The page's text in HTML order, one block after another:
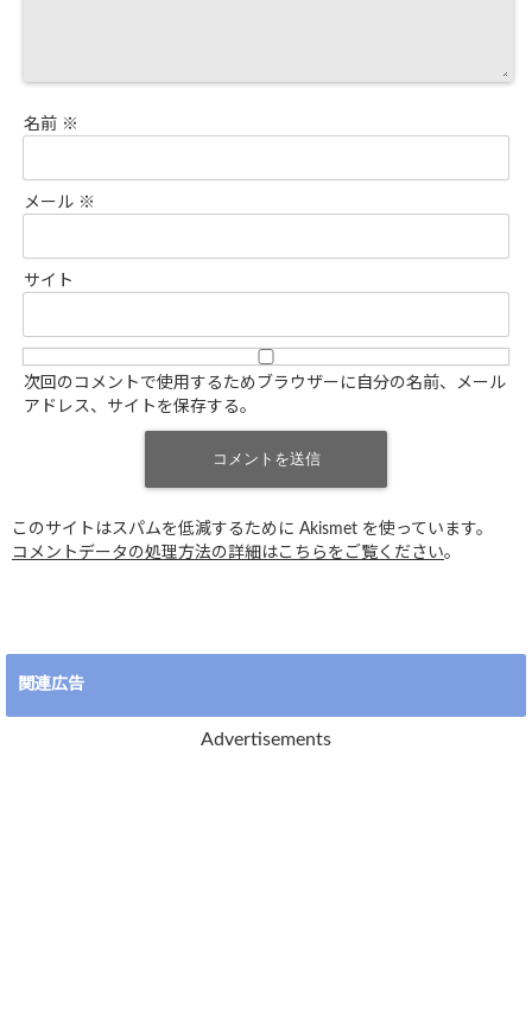
名前 ※
メール ※
サイト
次回のコメントで使用するためブラウザーに自分の名前、メール
アドレス、サイトを保存する。
このサイトはスパムを低減するために Akismet を使っています。
コメントデータの処理方法の詳細はこちらをご覧ください。
関連広告
Advertisements